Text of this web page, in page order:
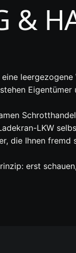
&
LKW
die Ihnen
erst